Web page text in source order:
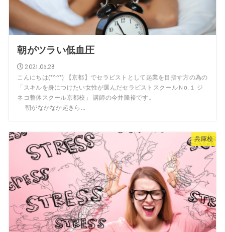
朝がツラい低血圧
2021.05.28
こんにちは(*^^*) 【京都】でセラピストとして起業を目指す方の為の
「スキルを身につけたい女性が選んだセラピストスクールＮо.１ ジ
ネコ整体スクール京都校」 講師の今井隆裕です。
朝がなかなか起きら...
兵庫校